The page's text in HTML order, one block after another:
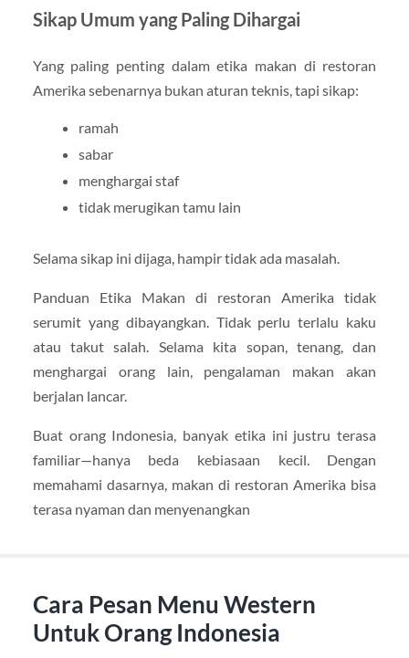
Sikap Umum yang Paling Dihargai
Yang paling penting dalam etika makan di restoran
Amerika sebenarnya bukan aturan teknis, tapi sikap:
ramah
sabar
menghargai staf
tidak merugikan tamu lain
Selama sikap ini dijaga, hampir tidak ada masalah.
Panduan Etika Makan di restoran Amerika tidak
serumit yang dibayangkan. Tidak perlu terlalu kaku
atau takut salah. Selama kita sopan, tenang, dan
menghargai orang lain, pengalaman makan akan
berjalan lancar.
Buat orang Indonesia, banyak etika ini justru terasa
familiar—hanya beda kebiasaan kecil. Dengan
memahami dasarnya, makan di restoran Amerika bisa
terasa nyaman dan menyenangkan
Cara Pesan Menu Western
Untuk Orang Indonesia